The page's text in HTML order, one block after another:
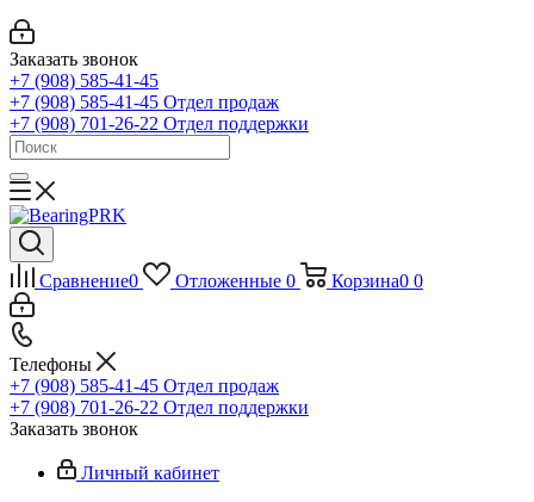
Заказать звонок
+7 (908) 585-41-45
+7 (908) 585-41-45 Отдел продаж
+7 (908) 701-26-22 Отдел поддержки
Сравнение0 Отложенные 0 Корзина0 0
Телефоны
+7 (908) 585-41-45 Отдел продаж
+7 (908) 701-26-22 Отдел поддержки
Заказать звонок
Личный кабинет